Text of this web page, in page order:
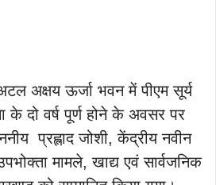
अक्षय ऊर्जा भवन में पीएम सूर्य
के दो वर्ष पूर्ण होने के अवसर पर
प्रह्लाद जोशी, केंद्रीय नवीन
मामले, खाद्य एवं सार्वजनिक